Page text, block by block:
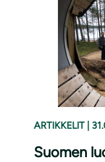
ARTIKKELIT
Suomen